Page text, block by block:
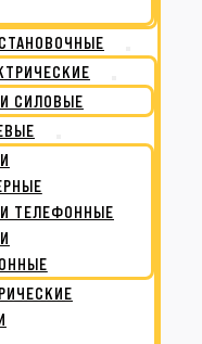
СИЛОВЫЕ
ТЕЛЕФОННЫЕ